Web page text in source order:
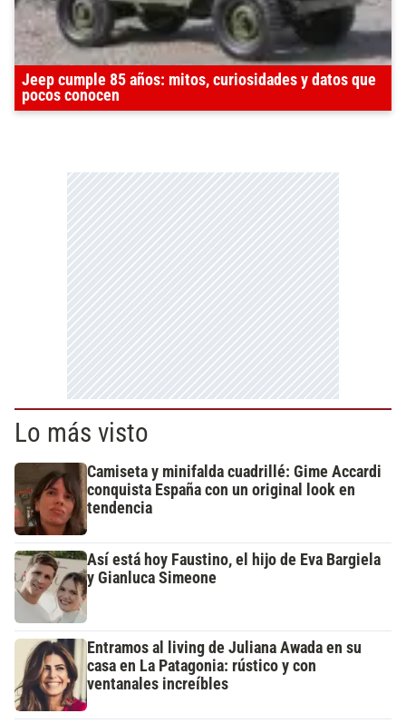
Jeep cumple 85 años: mitos, curiosidades y datos que
pocos conocen
Lo más visto
Camiseta y minifalda cuadrillé: Gime Accardi
conquista España con un original look en
tendencia
Así está hoy Faustino, el hijo de Eva Bargiela
y Gianluca Simeone
Entramos al living de Juliana Awada en su
casa en La Patagonia: rústico y con
ventanales increíbles